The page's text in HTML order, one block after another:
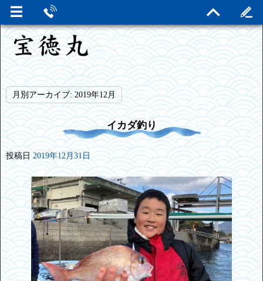
月別アーカイブ:2019年12月
イカダ釣り
投稿日 2019年12月31日